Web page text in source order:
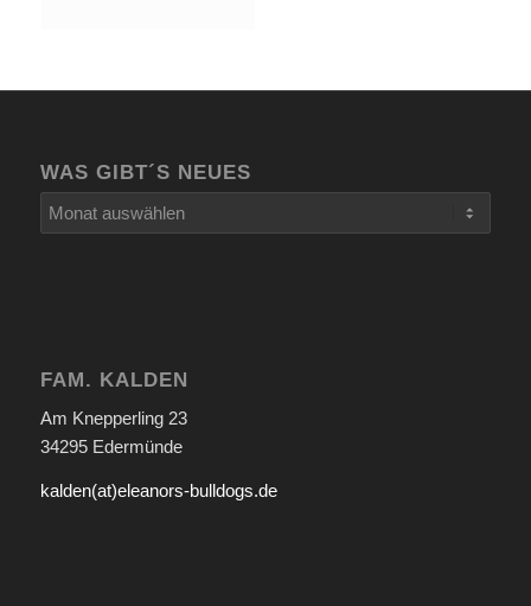
WAS GIBT´S NEUES
FAM. KALDEN
Am Knepperling 23
34295 Edermünde
kalden(at)eleanors-bulldogs.de